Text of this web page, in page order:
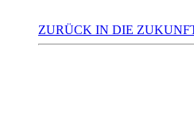
ZURÜCK IN DIE